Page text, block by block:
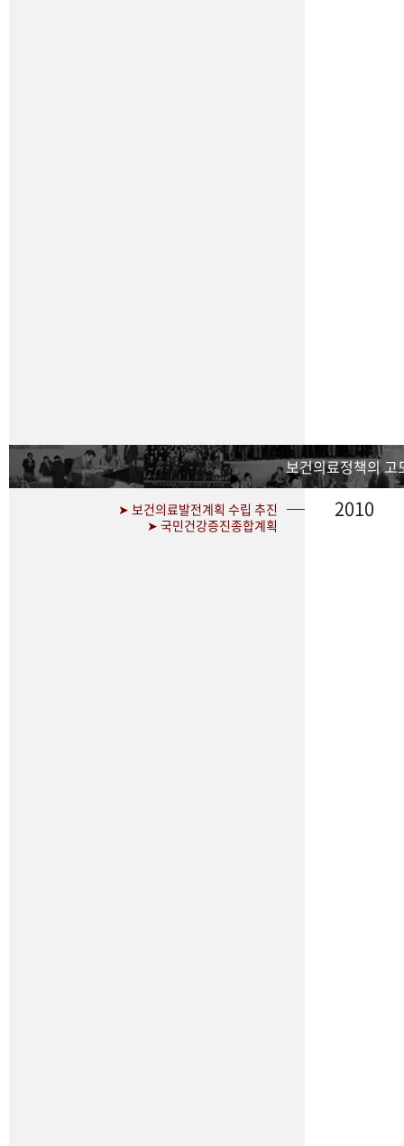
보건의료정책의 고
➤ 보건의료발전계획 수립 추진
➤ 국민건강증진종합계획
2010